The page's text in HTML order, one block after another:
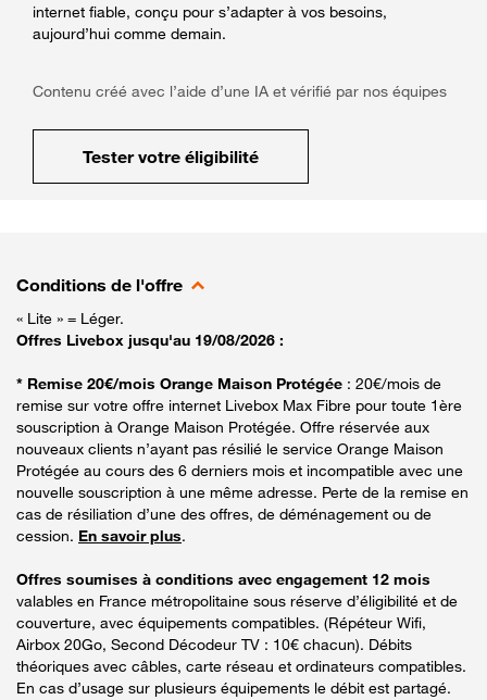
internet fiable, conçu pour s’adapter à vos besoins,
aujourd’hui comme demain.
Contenu créé avec l’aide d’une IA et vérifié par nos équipes
Tester votre éligibilité
Conditions de l'offre
« Lite » = Léger.
Offres Livebox jusqu'au 19/08/2026 :
* Remise 20€/mois Orange Maison Protégée : 20€/mois de
remise sur votre offre internet Livebox Max Fibre pour toute 1ère
souscription à Orange Maison Protégée. Offre réservée aux
nouveaux clients n’ayant pas résilié le service Orange Maison
Protégée au cours des 6 derniers mois et incompatible avec une
nouvelle souscription à une même adresse. Perte de la remise en
cas de résiliation d’une des offres, de déménagement ou de
cession. En savoir plus.
Offres soumises à conditions avec engagement 12 mois
valables en France métropolitaine sous réserve d’éligibilité et de
couverture, avec équipements compatibles. (Répéteur Wifi,
Airbox 20Go, Second Décodeur TV : 10€ chacun). Débits
théoriques avec câbles, carte réseau et ordinateurs compatibles.
En cas d’usage sur plusieurs équipements le débit est partagé.